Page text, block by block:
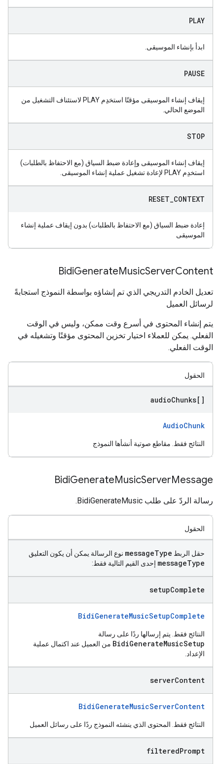
PLAY
ابدأ بإنشاء الموسيقى.
PAUSE
إيقاف إنشاء الموسيقى مؤقتًا استخدِم PLAY لاستئناف التشغيل من
الموضع الحالي.
STOP
إيقاف إنشاء الموسيقى وإعادة ضبط السياق (مع الاحتفاظ بالطلبات)
استخدِم PLAY لإعادة تشغيل عملية إنشاء الموسيقى.
RESET CONTEXT
إعادة ضبط السياق (مع الاحتفاظ بالطلبات) بدون إيقاف عملية إنشاء
الموسيقى
BidiGenerateMusicServerContent
تعديل الخادم التدريجي الذي تم إنشاؤه بواسطة النموذج استجابةً
لرسائل العميل
يتم إنشاء المحتوى في أسرع وقت ممكن، وليس في الوقت
الفعلي. يمكن للعملاء اختيار تخزين المحتوى مؤقتًا وتشغيله في
الوقت الفعلي.
الحقول
audioChunks[]
AudioChunk
النتائج فقط. مقاطع صوتية أنشأها النموذج
BidiGenerateMusicServerMessage
رسالة الردّ على طلب BidiGenerateMusic.
الحقول
حقل الربط messageType نوع الرسالة يمكن أن يكون التعليق
messageType إحدى القيم التالية فقط:
setupComplete
BidiGenerateMusicSetupComplete
النتائج فقط. يتم إرسالها ردًا على رسالة
BidiGenerateMusicSetup من العميل عند اكتمال عملية
الإعداد.
serverContent
BidiGenerateMusicServerContent
النتائج فقط. المحتوى الذي ينشئه النموذج ردًا على رسائل العميل
filteredPrompt